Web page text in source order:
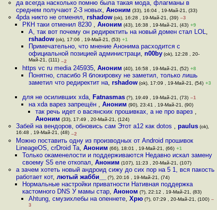
да всегда насколько помню была такая мода, флагманы в
среднем получают 2-3 новых, Аноним (33), 16:04 , 19-Май-21, (33)
4pda никто не отменял, rshadow(ok), 16:28 , 19-Май-21, (39) –3
РКН таки отменил 8230 , Аноним (43), 16:38 , 19-Май-21, (43) +9
А, так вот почему он редиректить на новый домен стал LOL,
rshadow (ok), 17:06 , 19-Май-21, (53) +1
Примечательно, что мнение Анонима расходится с
официальной позицией администраци,n00by (ok), 12:28 , 20-
Май-21, (111) –2
https vc ru media 245935, Аноним (40), 16:58 , 19-Май-21, (52) +8
Понятно, спасибо Я блокировку не заметил, только лишь
заметил что редиректит на,rshadow (ok), 17:09 , 19-Май-21, (54) +3
для не осиливших xda, Fatnasmas(?), 19:49 , 19-Май-21, (73) –1
на xda варез запрещён ,Аноним (90), 23:41 , 19-Май-21, (90)
так речь идет о васянских прошивках, а не про варез ,
Аноним (33), 17:49 , 20-Май-21, (124)
Забей на вендоров, обновись сам Этот а12 как dotos , paulus(ok),
16:48 , 19-Май-21, (48) –2
Можно поставить одну из производных от Android прошивок
LineageOS, crDroid Та, Аноним (66), 18:01 , 19-Май-21, (66) +1
Только окаменелости и поддерживаются Недавно искал замену
своему S5 еле откопал, Аноним (107), 11:23 , 20-Май-21, (107)
а зачем хотеть новый андроид сижу до сих пор на 5 1, вся пакость
работает кот, лютый жабби__ (?), 20:16 , 19-Май-21, (74)
Нормальные настройки приватности Нативная поддержка
кастомного DNS У мамы стар, Аноном (?), 22:12 , 19-Май-21, (83)
Ahtung, смузихлебы на опеннете,Хрю (?), 07:29 , 20-Май-21, (100) –
3